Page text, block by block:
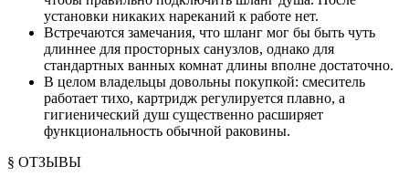
установки никаких нареканий к работе нет.
Встречаются замечания, что шланг мог бы быть чуть
длиннее для просторных санузлов, однако для
стандартных ванных комнат длины вполне достаточно.
В целом владельцы довольны покупкой: смеситель
работает тихо, картридж регулируется плавно, а
гигиенический душ существенно расширяет
функциональность обычной раковины.
§ ОТЗЫВЫ